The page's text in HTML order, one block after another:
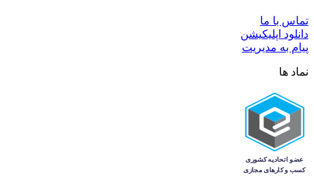
تماس با ما
دانلود اپلیکیشن
پیام به مدیریت
نماد ها